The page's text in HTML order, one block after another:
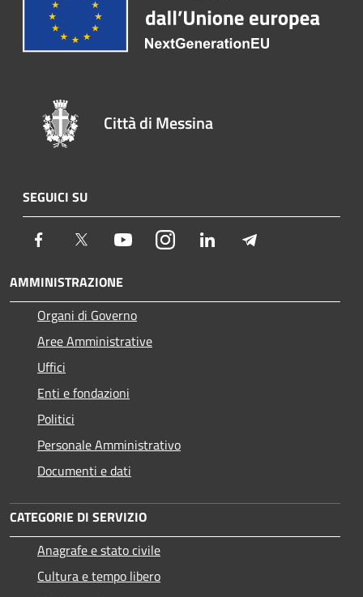
Città di Messina
SEGUICI SU
Facebook Twitter YoutubeInstagram LinkedIn
AMMINISTRAZIONE
Organi di Governo
Aree Amministrative
Uffici
Enti e fondazioni
Politici
Personale Amministrativo
Documenti e dati
CATEGORIE DI SERVIZIO
Anagrafe e stato civile
Cultura e tempo libero